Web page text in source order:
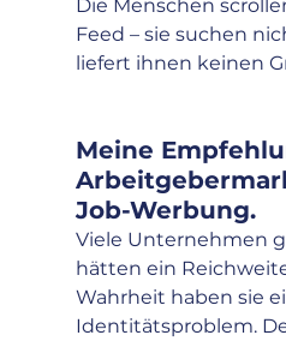
Die Menschen
Feed – sie suchen
liefert ihnen keinen
Meine
Job-Werbung.
Viele Unternehmen
hätten ein
Wahrheit haben sie
Identitätsproblem.